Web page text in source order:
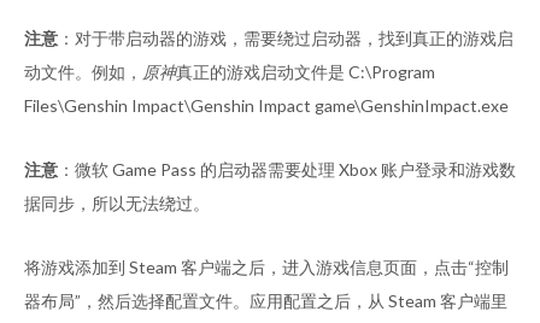
注意 ：对于带启动器的游戏，需要绕过启动器，找到真正的游戏启
动文件。例如， 原神真正的游戏启动文件是 C:\Program
Files\Genshin Impact\Genshin Impact game\GenshinImpact.exe
注意 ：微软 Game Pass 的启动器需要处理 Xbox 账户登录和游戏数
据同步，所以无法绕过。
将游戏添加到 Steam 客户端之后，进入游戏信息页面，点击“控制
器布局”，然后选择配置文件。应用配置之后，从 Steam 客户端里